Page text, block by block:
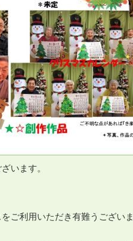
います。
ご利用いただき有難うござい